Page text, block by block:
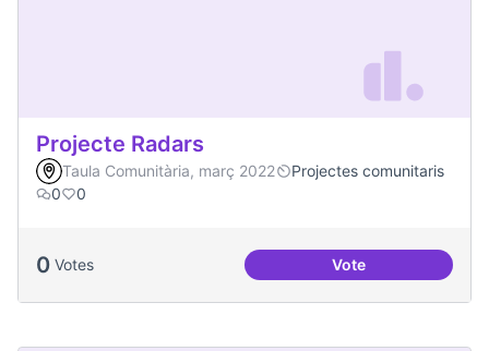
Projecte Radars
Taula Comunitària, març 2022
Projectes comunitaris
0
0
0 Votes VoteProjecte Radars